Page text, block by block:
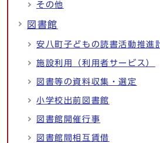
その他
図書館
安八町子どもの読書活動推進
施設利用（利用者サービス）
図書等の資料収集・選定
小学校出前図書館
図書館開催行事
図書館間相互賃借